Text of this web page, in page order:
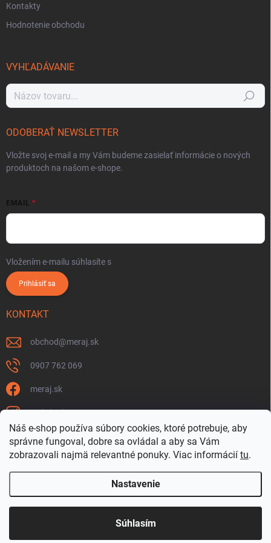
Náš e-shop používa súbory cookies, ktoré potrebuje, aby
správne fungoval, dobre sa ovládal a aby sa Vám
zobrazovali najmä relevantné ponuky. Viac informácií tu.
Nastavenie
Súhlasím
Kontakty
Hodnotenie obchodu
VYHĽADÁVANIE
Hľadať
ODOBERAŤ NEWSLETTER
Vložte svoj e-mail a my Vám budeme zasielať informácie o nových
produktoch na našom e-shope.
EMAIL
Vložením e-mailu súhlasíte s
Prihlásiť sa
KONTAKT
obchod@meraj.sk
0907 762 069
meraj.sk
m_link_sk
https://www.youtube.com/@meraj-sk
@m_link_sk
www.Meraj.sk . Všetky práva vyhradené.